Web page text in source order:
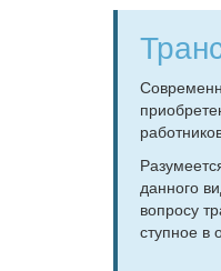
дан­но­го
во­про­су
ступ­ное в